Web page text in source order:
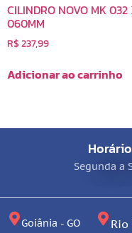
CILINDRO NOVO MK 032
060MM
R$237,99
Adicionar ao carrinho
Segunda a
Goiânia - GO
Rio